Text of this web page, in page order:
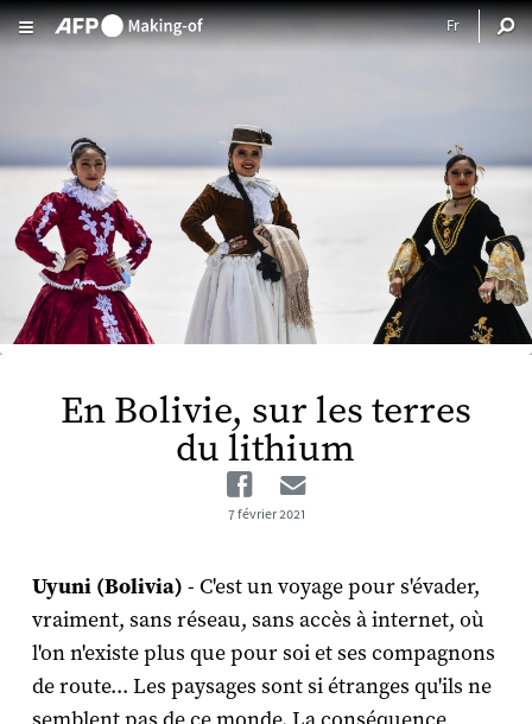
Aller au contenu principal
En Bolivie, sur les terres
du lithium
Facebook
7 février 2021
Uyuni (Bolivia) - C'est un voyage pour s'évader,
vraiment, sans réseau, sans accès à internet, où
l'on n'existe plus que pour soi et ses compagnons
de route... Les paysages sont si étranges qu'ils ne